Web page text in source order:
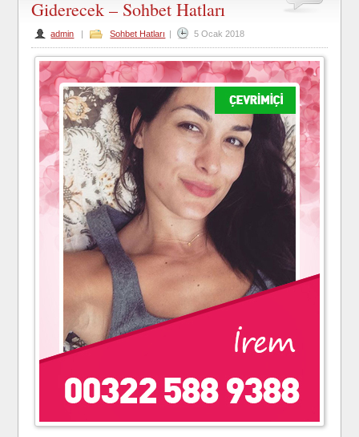
Giderecek – Sohbet Hatları
admin | Sohbet Hatları | 5 Ocak 2018